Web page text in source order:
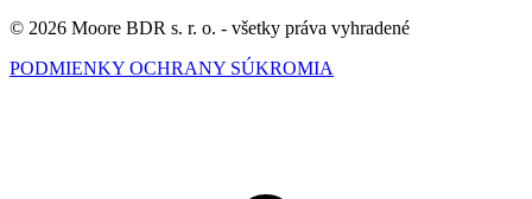
© 2026 Moore BDR s. r. o. - všetky práva vyhradené
PODMIENKY OCHRANY SÚKROMIA